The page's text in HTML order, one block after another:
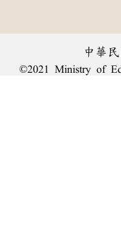
中華
©2021 Ministry of